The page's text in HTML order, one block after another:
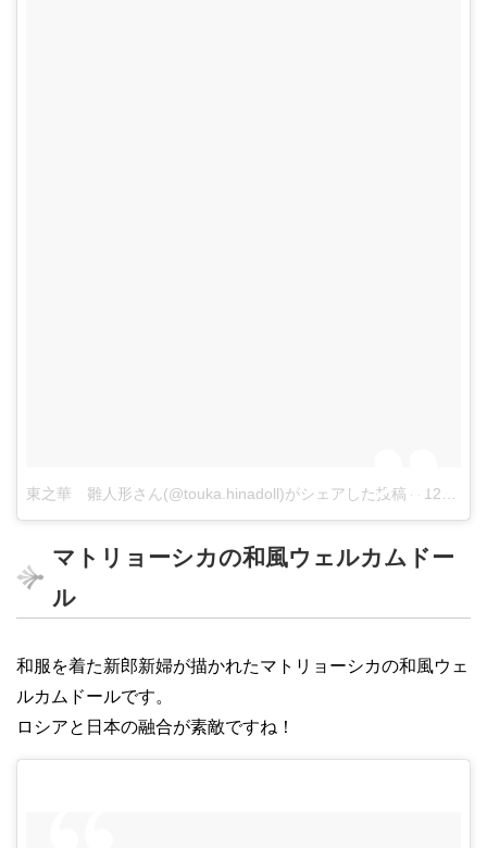
東之華 雛人形さん(@touka.hinadoll)がシェアした投稿 – 12月 2, 2017 at 8:24午後 PST
マトリョーシカの和風ウェルカムドー
ル
和服を着た新郎新婦が描かれたマトリョーシカの和風ウェ
ルカムドールです。
ロシアと日本の融合が素敵ですね！